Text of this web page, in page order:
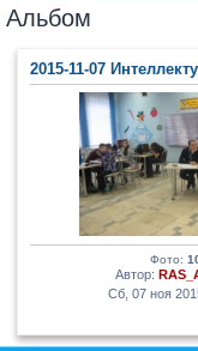
Альбом
2015-11-07
Фото:
Автор:
Сб, 07 ноя